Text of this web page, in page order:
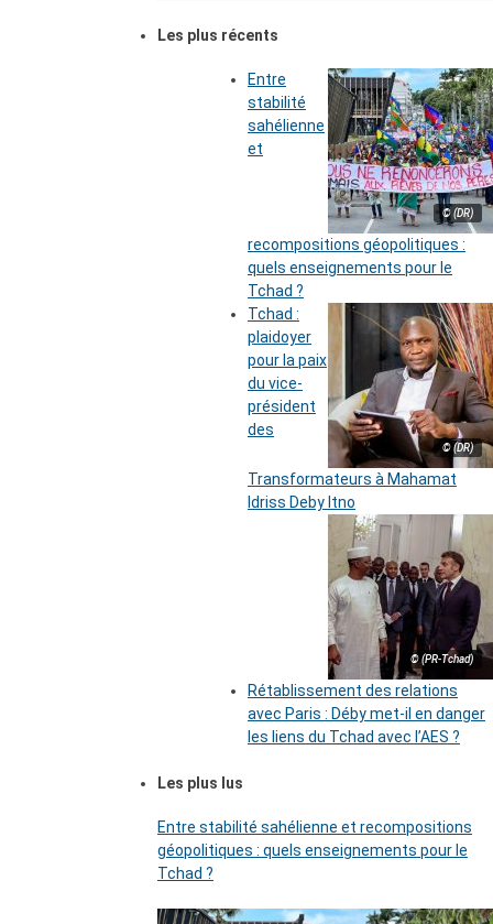
Les plus récents
© (DR)
Entre
stabilité
sahélienne
et
recompositions géopolitiques :
quels enseignements pour le
Tchad ?
© (DR)
Tchad :
plaidoyer
pour la paix
du vice-
président
des
Transformateurs à Mahamat
Idriss Deby Itno
© (PR-Tchad)
Rétablissement des relations
avec Paris : Déby met-il en danger
les liens du Tchad avec l’AES ?
Les plus lus
Entre stabilité sahélienne et recompositions
géopolitiques : quels enseignements pour le
Tchad ?